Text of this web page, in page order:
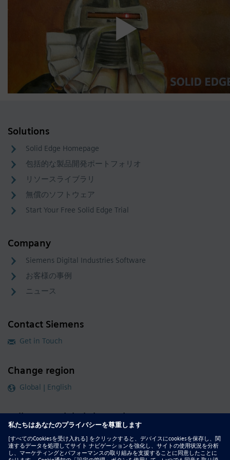
Solutions
Solid Edge Homepage
包括的な製品開発ポートフォリオ
リソースライブラリ
無償のソフトウェア
Start Your Free Solid Edge Trial
Company
Siemens Digital Industries Software
お客様の事例
ニュース
Contact Siemens
Get in Touch
Change region
Global | English
Follow our global channels